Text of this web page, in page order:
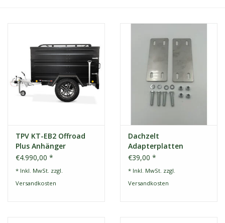
TPV KT-EB2 Offroad
Plus Anhänger
€4.990,00 *
* Inkl. MwSt. zzgl.
Versandkosten
Dachzelt
Adapterplatten
€39,00 *
* Inkl. MwSt. zzgl.
Versandkosten